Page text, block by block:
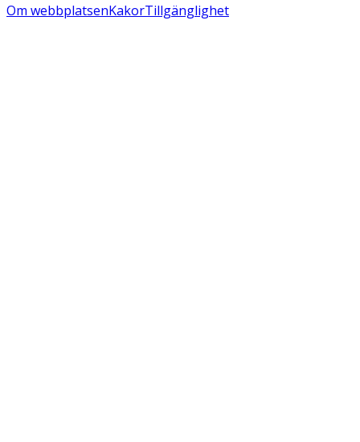
Om webbplatsenKakorTillgänglighet